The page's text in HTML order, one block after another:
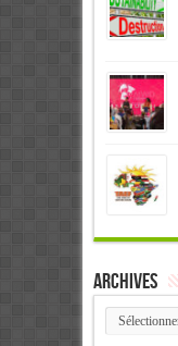
Archives
Archives